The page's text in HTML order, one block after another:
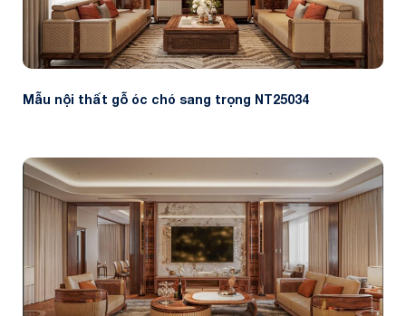
Mẫu nội thất gỗ óc chó sang trọng NT25034